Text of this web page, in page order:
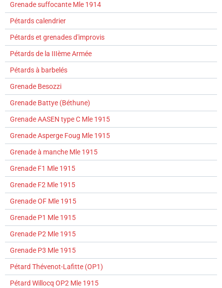
Grenade suffocante Mle 1914
Pétards calendrier
Pétards et grenades d'improvis
Pétards de la IIIème Armée
Pétards à barbelés
Grenade Besozzi
Grenade Battye (Béthune)
Grenade AASEN type C Mle 1915
Grenade Asperge Foug Mle 1915
Grenade à manche Mle 1915
Grenade F1 Mle 1915
Grenade F2 Mle 1915
Grenade OF Mle 1915
Grenade P1 Mle 1915
Grenade P2 Mle 1915
Grenade P3 Mle 1915
Pétard Thévenot-Lafitte (OP1)
Pétard Willocq OP2 Mle 1915